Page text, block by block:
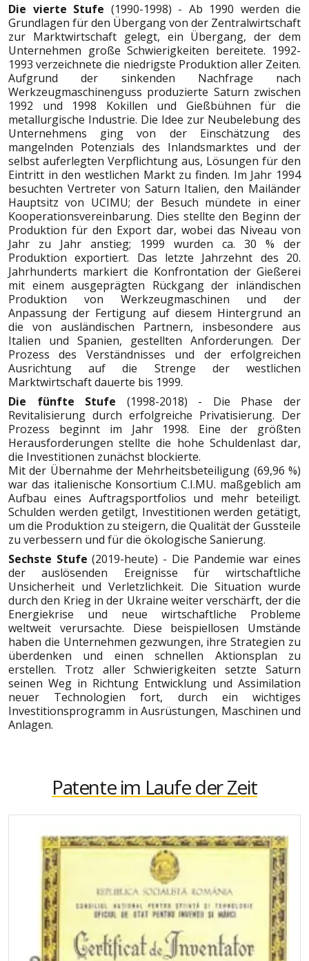
Die vierte Stufe (1990-1998) - Ab 1990 werden die
Grundlagen für den Übergang von der Zentralwirtschaft
zur Marktwirtschaft gelegt, ein Übergang, der dem
Unternehmen große Schwierigkeiten bereitete. 1992-
1993 verzeichnete die niedrigste Produktion aller Zeiten.
Aufgrund der sinkenden Nachfrage nach
Werkzeugmaschinenguss produzierte Saturn zwischen
1992 und 1998 Kokillen und Gießbühnen für die
metallurgische Industrie. Die Idee zur Neubelebung des
Unternehmens ging von der Einschätzung des
mangelnden Potenzials des Inlandsmarktes und der
selbst auferlegten Verpflichtung aus, Lösungen für den
Eintritt in den westlichen Markt zu finden. Im Jahr 1994
besuchten Vertreter von Saturn Italien, den Mailänder
Hauptsitz von UCIMU; der Besuch mündete in einer
Kooperationsvereinbarung. Dies stellte den Beginn der
Produktion für den Export dar, wobei das Niveau von
Jahr zu Jahr anstieg; 1999 wurden ca. 30 % der
Produktion exportiert. Das letzte Jahrzehnt des 20.
Jahrhunderts markiert die Konfrontation der Gießerei
mit einem ausgeprägten Rückgang der inländischen
Produktion von Werkzeugmaschinen und der
Anpassung der Fertigung auf diesem Hintergrund an
die von ausländischen Partnern, insbesondere aus
Italien und Spanien, gestellten Anforderungen. Der
Prozess des Verständnisses und der erfolgreichen
Ausrichtung auf die Strenge der westlichen
Marktwirtschaft dauerte bis 1999.
Die fünfte Stufe (1998-2018) - Die Phase der
Revitalisierung durch erfolgreiche Privatisierung. Der
Prozess beginnt im Jahr 1998. Eine der größten
Herausforderungen stellte die hohe Schuldenlast dar,
die Investitionen zunächst blockierte.
Mit der Übernahme der Mehrheitsbeteiligung (69,96 %)
war das italienische Konsortium C.I.MU. maßgeblich am
Aufbau eines Auftragsportfolios und mehr beteiligt.
Schulden werden getilgt, Investitionen werden getätigt,
um die Produktion zu steigern, die Qualität der Gussteile
zu verbessern und für die ökologische Sanierung.
Sechste Stufe (2019-heute) - Die Pandemie war eines
der auslösenden Ereignisse für wirtschaftliche
Unsicherheit und Verletzlichkeit. Die Situation wurde
durch den Krieg in der Ukraine weiter verschärft, der die
Energiekrise und neue wirtschaftliche Probleme
weltweit verursachte. Diese beispiellosen Umstände
haben die Unternehmen gezwungen, ihre Strategien zu
überdenken und einen schnellen Aktionsplan zu
erstellen. Trotz aller Schwierigkeiten setzte Saturn
seinen Weg in Richtung Entwicklung und Assimilation
neuer Technologien fort, durch ein wichtiges
Investitionsprogramm in Ausrüstungen, Maschinen und
Anlagen.
Patente im Laufe der Zeit